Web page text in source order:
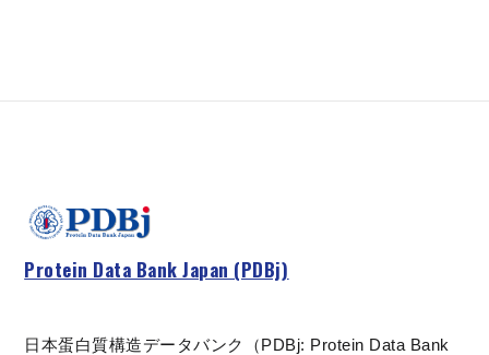
Protein Data Bank Japan (PDBj)
日本蛋白質構造データバンク（PDBj: Protein Data Bank